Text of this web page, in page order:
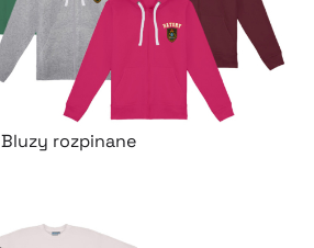
Bluzy rozpinane